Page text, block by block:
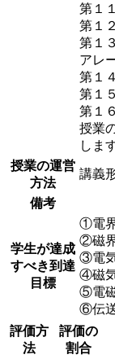
第１
第１
第１
アレ
第１
第１
第１
授業
しま
授業の運営
方法
講義
備考
学生が達成
すべき到達
目標
①電
②磁
③電
④磁
⑤電
⑥伝
評価方
法
評価の
割合